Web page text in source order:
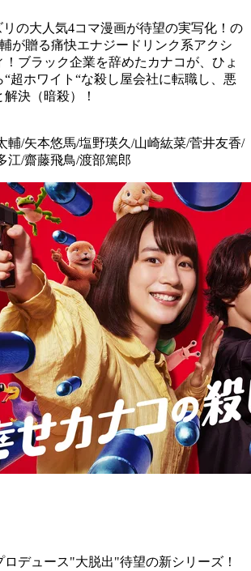
リの大人気4コマ漫画が待望の実写化！の
が贈る痛快エナジードリンク系アクシ
！ブラック企業を辞めたカナコが、ひょ
“超ホワイト“な殺し屋会社に転職し、悪
決（暗殺）！
輔/矢本悠馬/塩野瑛久/山崎紘菜/菅井友香/
江/齋藤飛鳥/渡部篤郎
ロデュース"大脱出"待望の新シリーズ！